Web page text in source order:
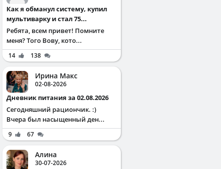
Как я обманул систему, купил
мультиварку и стал 75...
Ребята, всем привет! Помните
меня? Того Вову, кото...
14 138
Ирина Макс
02-08-2026
Дневник питания за 02.08.2026
Сегодняшний рациончик. :)
Вчера был насыщенный ден...
9 67
Алина
30-07-2026